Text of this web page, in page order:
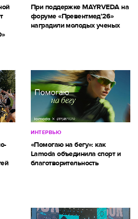
При поддержке MAYRVEDA на
форуме «Превентмед’26»
наградили молодых ученых
ИНТЕРВЬЮ
«Помогаю на бегу»: как
Lamoda объединила спорт и
благотворительность